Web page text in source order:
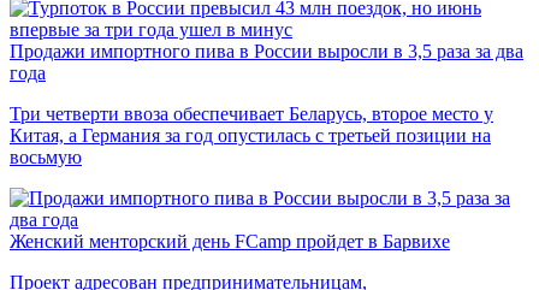
Продажи импортного пива в России выросли в 3,5 раза за два
года
Три четверти ввоза обеспечивает Беларусь, второе место у
Китая, а Германия за год опустилась с третьей позиции на
восьмую
Женский менторский день FCamp пройдет в Барвихе
Проект адресован предпринимательницам,